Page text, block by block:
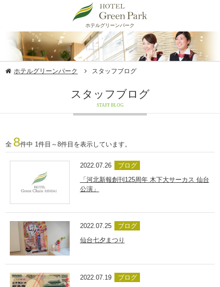
ホテルグリーンパーク
ホテルグリーンパーク スタッフブログ
スタッフブログ
STAFF BLOG
全 8件中 1件目～8件目を表示しています。
2022.07.26
ブログ
「河北新報創刊125周年 木下大サーカス 仙台
公演」
2022.07.25
ブログ
仙台七夕まつり
2022.07.19
ブログ